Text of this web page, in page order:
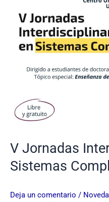
V Jornadas
Sistemas
Deja un comentario /